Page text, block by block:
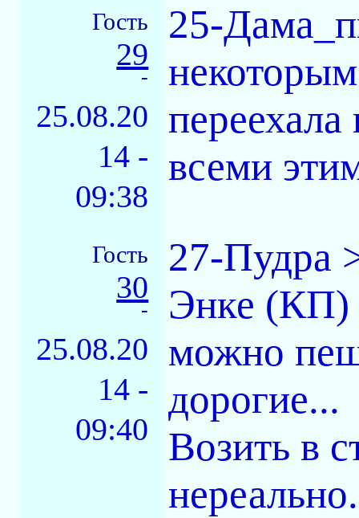
Гость
29
-
25.08.20
14 -
09:38
25-
переехала
всеми
Гость
30
-
25.08.20
14 -
09:40
27-Пудра
Энке (КП)
можно
дорогие...
Возить в